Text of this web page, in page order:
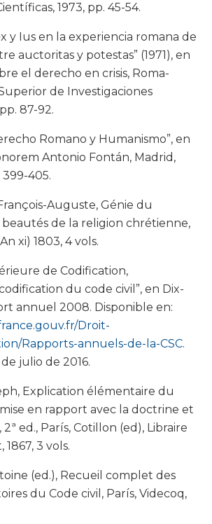
1973, pp. 45-54.
y Ius en la experiencia romana de
auctoritas y potestas” (1971), en
el derecho en crisis, Roma-
de Investigaciones
87-92.
Romano y Humanismo”, en
Antonio Fontán, Madrid,
399-405.
Auguste, Génie du
beautés de la religion chrétienne,
xi) 1803, 4 vols.
de Codification,
du code civil”, en Dix-
annuel 2008. Disponible en:
Droit-
Rapports-annuels-de-la-CSC.
julio de 2016.
Explication élémentaire du
en rapport avec la doctrine et
ed., París, Cotillon (ed), Libraire
1867, 3 vols.
(ed.), Recueil complet des
du Code civil, París, Videcoq,